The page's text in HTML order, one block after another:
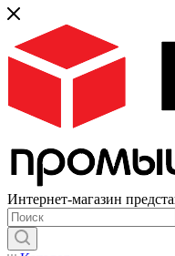
Интернет-магазин